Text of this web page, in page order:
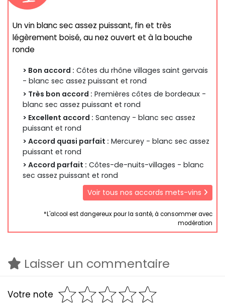
Un vin blanc sec assez puissant, fin et très
légèrement boisé, au nez ouvert et à la bouche
ronde
> Bon accord : Côtes du rhône villages saint gervais
- blanc sec assez puissant et rond
> Très bon accord : Premières côtes de bordeaux -
blanc sec assez puissant et rond
> Excellent accord : Santenay - blanc sec assez
puissant et rond
> Accord quasi parfait : Mercurey - blanc sec assez
puissant et rond
> Accord parfait : Côtes-de-nuits-villages - blanc
sec assez puissant et rond
Voir tous nos accords mets-vins
*L'alcool est dangereux pour la santé, à consommer avec
modération
Laisser un commentaire
Votre note